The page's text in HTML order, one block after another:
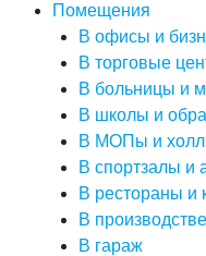
Помещения
В офисы и
В торговые
В больницы и
В школы и
В МОПы и
В спортзалы и
В рестораны и
В
В гараж